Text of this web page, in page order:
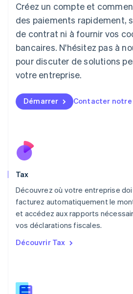
Créez un compte et
des paiements rapidement,
de contrat ni à fournir vos
bancaires. N'hésitez pas à
pour discuter de solutions
votre entreprise.
Démarrer Contacter notre
Tax
Découvrez où votre entreprise
facturez automatiquement le
et accédez aux rapports
vos déclarations fiscales.
Découvrir Tax
Japon
日本語
Lettonie
English
Liechtenstein
DeutschEnglish
English
FrançaisDeutschEnglish
Malaisie
Mexique
Español
Nouvelle-Zélande
Pays-Bas
NederlandsEnglish
Pologne
Portugal
République tchèque